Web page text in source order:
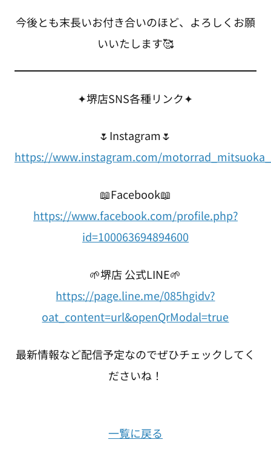
今後とも末長いお付き合いのほど、よろしくお願
いいたします🥰
✦堺店SNS各種リンク✦
🌷Instagram🌷
https://www.instagram.com/
📖Facebook📖
https://www.facebook.com/profile.php?
id=100063694894600
🌱堺店 公式LINE🌱
https://page.line.me/085hgidv?
oat_content=url&openQrModal=true
最新情報など配信予定なのでぜひチェックしてく
ださいね！
一覧に戻る